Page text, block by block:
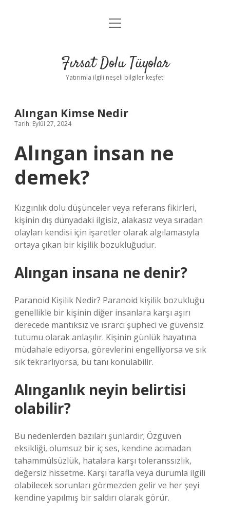
Gizlilik Politikası
Yasal Uyarı
menüyü
Fırsat Dolu Tüyolar
Yatırımla ilgili neşeli bilgiler keşfet!
Alıngan Kimse Nedir
Tarih: Eylül 27, 2024
Alıngan insan ne
demek?
Kızgınlık dolu düşünceler veya referans fikirleri,
kişinin dış dünyadaki ilgisiz, alakasız veya sıradan
olayları kendisi için işaretler olarak algılamasıyla
ortaya çıkan bir kişilik bozukluğudur.
Alıngan insana ne denir?
Paranoid Kişilik Nedir? Paranoid kişilik bozukluğu
genellikle bir kişinin diğer insanlara karşı aşırı
derecede mantıksız ve ısrarcı şüpheci ve güvensiz
tutumu olarak anlaşılır. Kişinin günlük hayatına
müdahale ediyorsa, görevlerini engelliyorsa ve sık
sık tekrarlıyorsa, bu tanı konulabilir.
Alınganlık neyin belirtisi
olabilir?
Bu nedenlerden bazıları şunlardır; Özgüven
eksikliği, olumsuz bir iç ses, kendine acımadan
tahammülsüzlük, hatalara karşı toleranssızlık,
değersiz hissetme. Karşı tarafla veya durumla ilgili
olabilecek sorunları görmezden gelir ve her şeyi
kendine yapılmış bir saldırı olarak görür.